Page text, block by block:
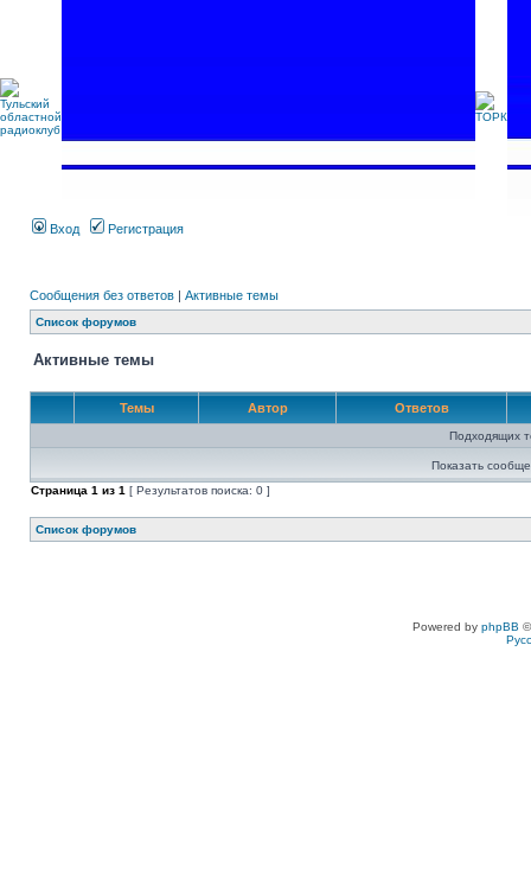
Вход Регистрация
Сообщения без ответов | Активные темы
Список форумов
Активные темы
Темы Автор Ответов
Подходящих
Показать
Страница 1 из 1 [ Результатов поиска: 0 ]
Список форумов
Powered by phpBB